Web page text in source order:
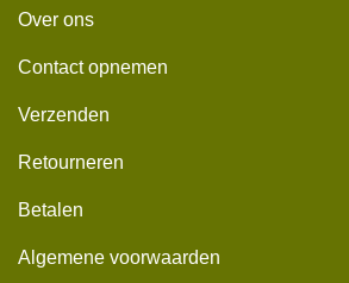
Over ons
Contact opnemen
Verzenden
Retourneren
Betalen
Algemene voorwaarden